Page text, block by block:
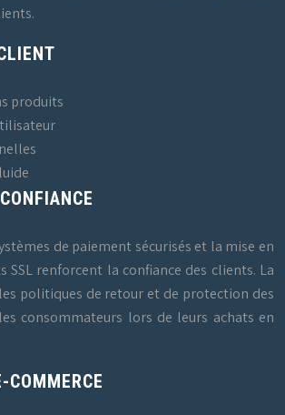
produits
de paiement sécurisés et la mise en
SSL renforcent la confiance des clients. La
politiques de retour et de protection des
consommateurs lors de leurs achats en
COMMERCE